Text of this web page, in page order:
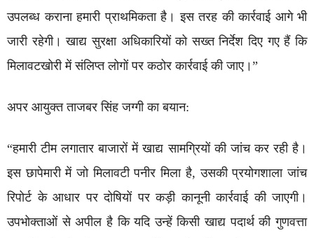
उपलब्ध कराना हमारी प्राथमिकता है। इस तरह की कार्रवाई आगे भी
जारी रहेगी। खाद्य सुरक्षा अधिकारियों को सख्त निर्देश दिए गए हैं कि
मिलावटखोरी में संलिप्त लोगों पर कठोर कार्रवाई की जाए।”
अपर आयुक्त ताजबर सिंह जग्गी का बयान:
“हमारी टीम लगातार बाजारों में खाद्य सामग्रियों की जांच कर रही है।
इस छापेमारी में जो मिलावटी पनीर मिला है, उसकी प्रयोगशाला जांच
रिपोर्ट के आधार पर दोषियों पर कड़ी कानूनी कार्रवाई की जाएगी।
उपभोक्ताओं से अपील है कि यदि उन्हें किसी खाद्य पदार्थ की गुणवत्ता